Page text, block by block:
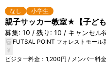
なし 小学生
親子サッカー教室★【子ど
募集: 10 / 残り: 10 / キャンセル
FUTSAL POINT フォレストモール
ビジター料金：1,200円 / メンバー料